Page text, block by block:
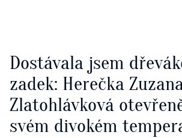
Dostávala jsem
zadek: Herečka
Zlatohlávková
svém divokém